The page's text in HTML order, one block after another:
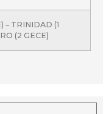
– TRINIDAD (1
(2 GECE)